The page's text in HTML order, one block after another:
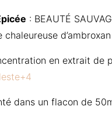
: BEAUTÉ
en extrait de
+4
dans un flacon de